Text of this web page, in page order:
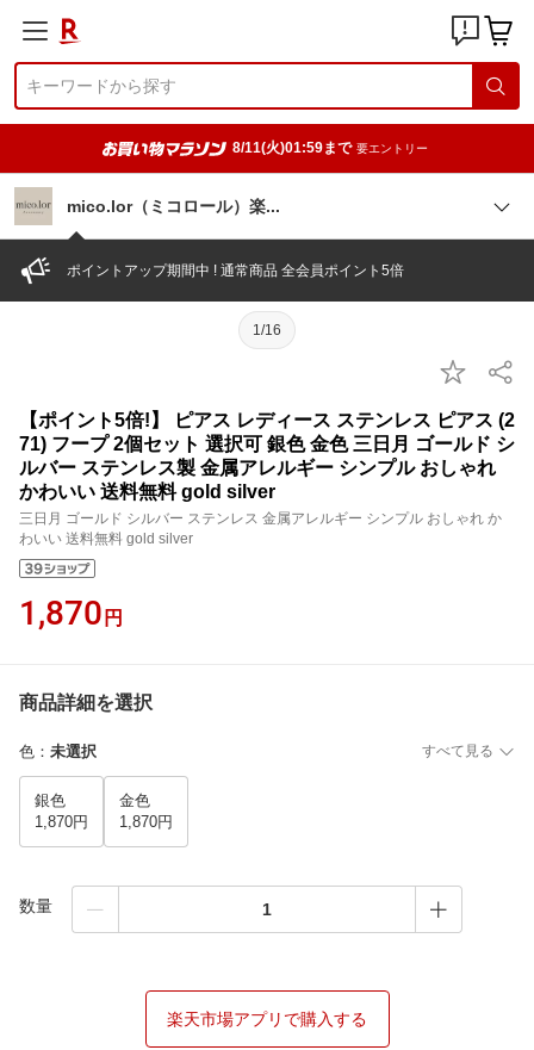
8/11(火)01:59まで 要エントリー
mico.lor（ミコロール） 楽
ポイントアップ期間中 ! 通常商品 全会員ポイント5倍
1/16
【ポイント5倍!】 ピアス レディース ステンレス ピアス (2
71) フープ 2個セット 選択可 銀色 金色 三日月 ゴールド シ
ルバー ステンレス製 金属アレルギー シンプル おしゃれ
かわいい 送料無料 gold silver
三日月 ゴールド シルバー ステンレス 金属アレルギー シンプル おしゃれ か
わいい 送料無料 gold silver
1,870 円
商品詳細を選択
色 ： 未選択 すべて見る
銀色
1,870円
金色
1,870円
数量
楽天市場アプリで購入する